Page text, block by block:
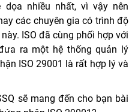
nhiều nhất, vì vậy nên
các chuyên gia có trình độ
ISO đã cùng phối hợp với
ra một hệ thống quản lý
ISO 29001 là rất hợp lý và
sẽ mang đến cho bạn bài